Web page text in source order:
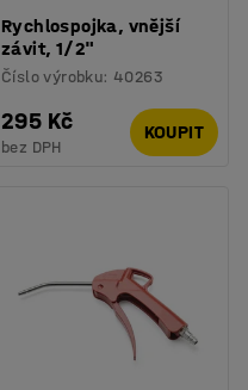
Rychlospojka, vnější
závit, 1/2"
Číslo výrobku: 40263
295 Kč
bez DPH
KOUPIT